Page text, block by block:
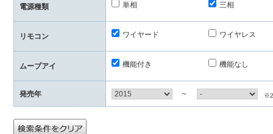
電源種類 単相 三相
リモコン ワイヤード ワイヤレス
ムーブアイ 機能付き 機能なし
発売年 ～